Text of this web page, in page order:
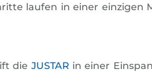
laufen in einer einzigen
die JUSTAR in einer